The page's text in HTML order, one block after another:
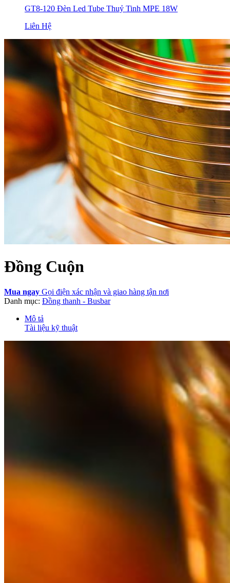
GT8-120 Đèn Led Tube Thuỷ Tinh MPE 18W
Liên Hệ
Đồng Cuộn
Mua ngay Gọi điện xác nhận và giao hàng tận nơi
Danh mục: Đồng thanh - Busbar
Mô tả
Tài liệu kỹ thuật